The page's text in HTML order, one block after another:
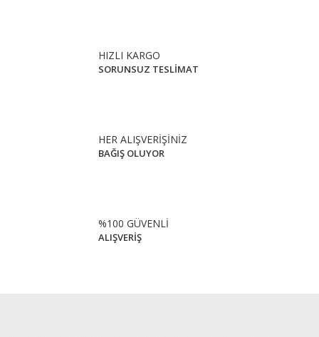
HIZLI KARGO
SORUNSUZ TESLİMAT
HER ALIŞVERİŞİNİZ
BAĞIŞ OLUYOR
%100 GÜVENLİ
ALIŞVERİŞ